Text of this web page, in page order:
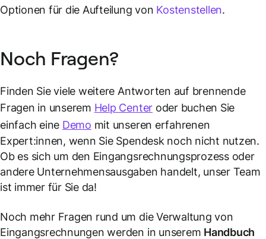
Optionen für die Aufteilung von Kostenstellen.
Noch Fragen?
Finden Sie viele weitere Antworten auf brennende
Fragen in unserem Help Center oder buchen Sie
einfach eine Demo mit unseren erfahrenen
Expert:innen, wenn Sie Spendesk noch nicht nutzen.
Ob es sich um den Eingangsrechnungsprozess oder
andere Unternehmensausgaben handelt, unser Team
ist immer für Sie da!
Noch mehr Fragen rund um die Verwaltung von
Eingangsrechnungen werden in unserem Handbuch